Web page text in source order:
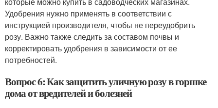
Удобрения нужно применять в соответствии с
инструкцией производителя, чтобы не переудобрить
розу. Важно также следить за составом почвы и
корректировать удобрения в зависимости от ее
потребностей.
Вопрос 6: Как защитить уличную розу в горшке
дома от вредителей и болезней